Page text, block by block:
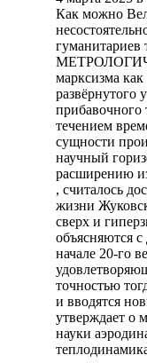
Как можно
гуманитариев
марксизма
развёрнутого
прибавочного
течением
сущности
научный
расширению
, считалось
жизни
сверх и
объясняются
начале 20-го
точностью
и вводятся
утверждает о
науки